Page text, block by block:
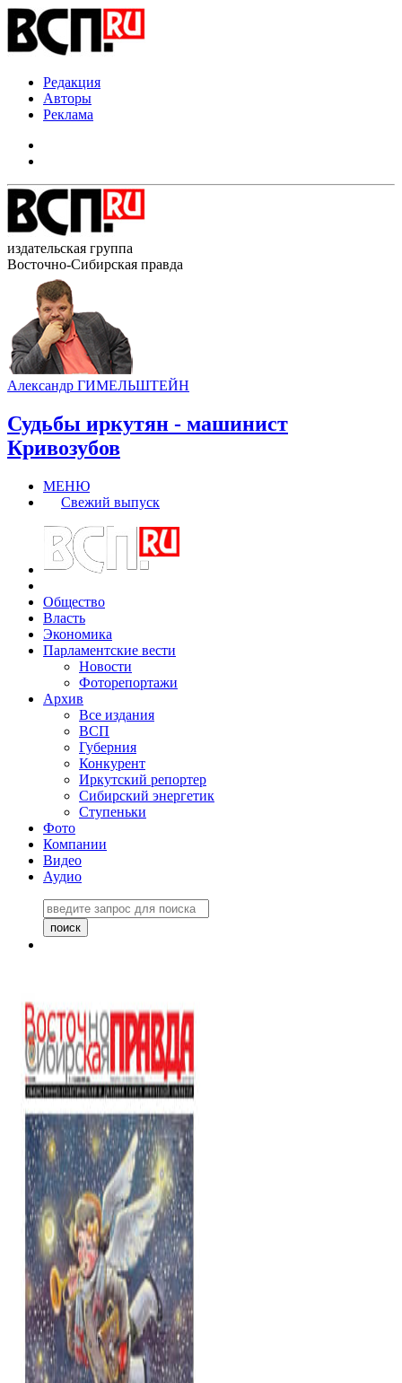
Редакция
Авторы
Реклама
издательская группа
Восточно-Сибирская правда
Александр ГИМЕЛЬШТЕЙН
Судьбы иркутян - машинист
Кривозубов
МЕНЮ
Свежий выпуск
Общество
Власть
Экономика
Парламентские вести
Новости
Фоторепортажи
Архив
Все издания
ВСП
Губерния
Конкурент
Иркутский репортер
Сибирский энергетик
Ступеньки
Фото
Компании
Видео
Аудио